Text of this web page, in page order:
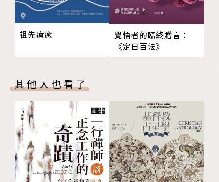
良善
恩惠
祝福我的老師……
獻祭
讓孩子按部就班的學習
聖約
聖潔
聖靈
勉勵
這是誰的孩子？
祖先療癒
覺悟者的臨終贈言：
《定日百法》
其他人也看了